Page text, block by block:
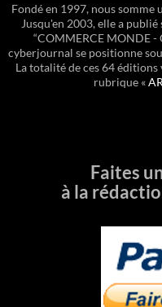
Fondé en 1997, nous somme
Jusqu'en 2003, elle a
“COMMERCE MONDE -
cyberjournal se positionne
La totalité de ces 64
rubrique «
Faites
à la